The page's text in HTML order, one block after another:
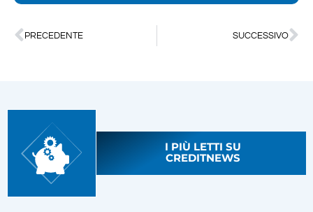
PRECEDENTE SUCCESSIVO
I PIÙ LETTI SU
CREDITNEWS